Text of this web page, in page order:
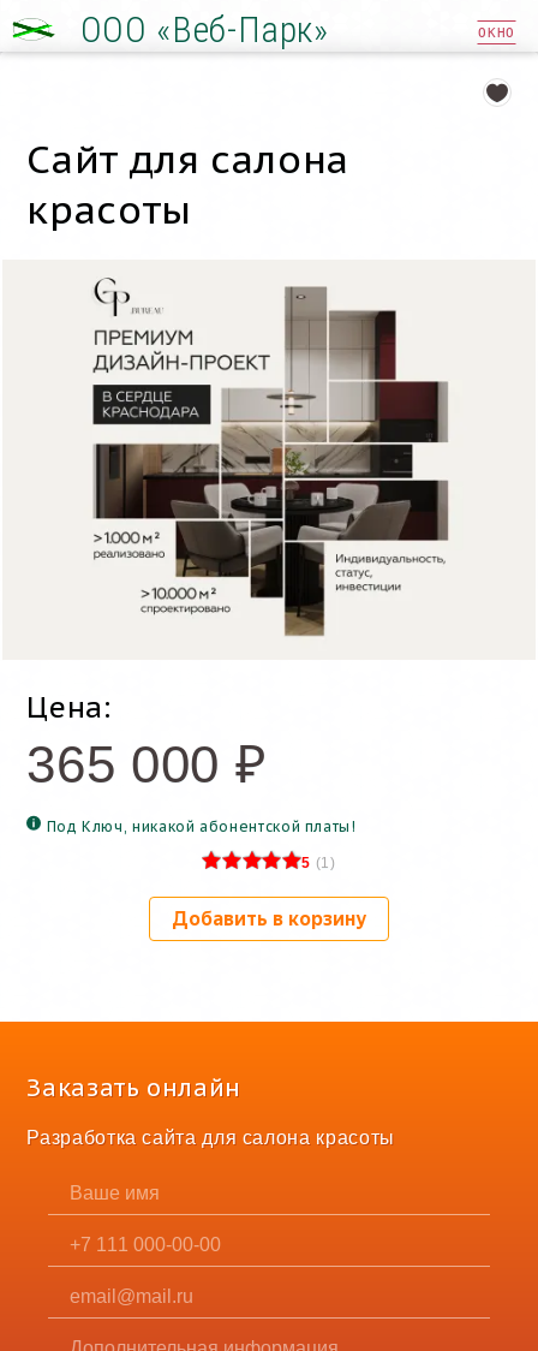
ООО «Веб-Парк» ОКНО
Заказать онлайн
Разработка сайта для салона красоты
Сайт для салона
красоты
Цена:
365 000 ₽
Под Ключ, никакой абонентской платы!
5 (1)
Добавить в корзину